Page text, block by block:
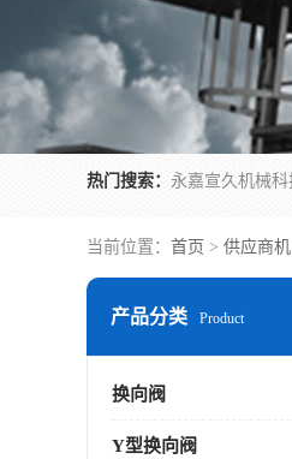
热门搜索：
当前位置： 首页 > 供应商机
产品分类 Product
换向阀
Y型换向阀